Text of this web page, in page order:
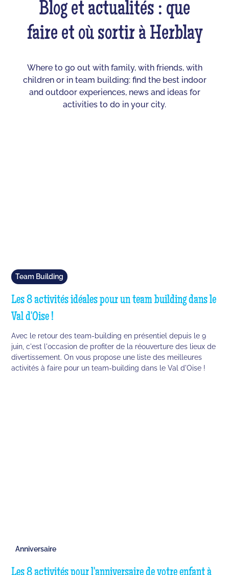
Blog et actualités : que
faire et où sortir à Herblay
Where to go out with family, with friends, with
children or in team building: find the best indoor
and outdoor experiences, news and ideas for
activities to do in your city.
Team Building
Les 8 activités idéales pour un team building dans le
Val d'Oise !
Avec le retour des team-building en présentiel depuis le 9
juin, c'est l'occasion de profiter de la réouverture des lieux de
divertissement. On vous propose une liste des meilleures
activités à faire pour un team-building dans le Val d'Oise !
Anniversaire